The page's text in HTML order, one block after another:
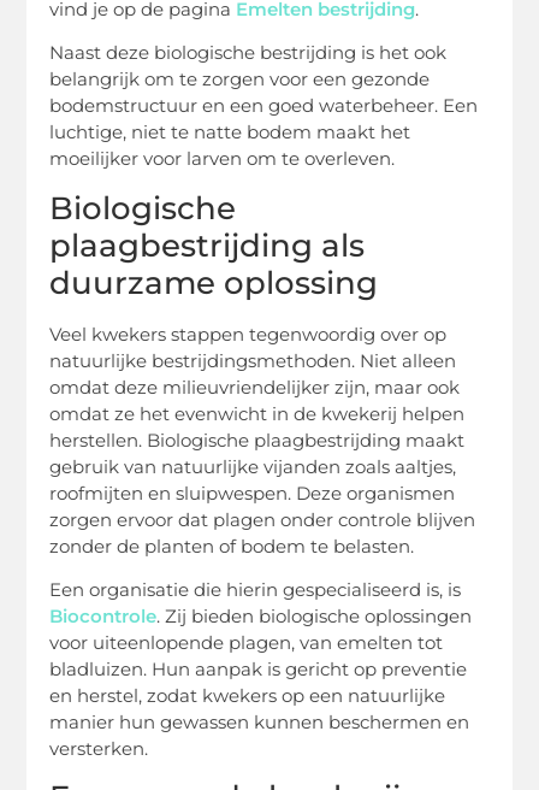
vind je op de pagina Emelten bestrijding.
Naast deze biologische bestrijding is het ook
belangrijk om te zorgen voor een gezonde
bodemstructuur en een goed waterbeheer. Een
luchtige, niet te natte bodem maakt het
moeilijker voor larven om te overleven.
Biologische
plaagbestrijding als
duurzame oplossing
Veel kwekers stappen tegenwoordig over op
natuurlijke bestrijdingsmethoden. Niet alleen
omdat deze milieuvriendelijker zijn, maar ook
omdat ze het evenwicht in de kwekerij helpen
herstellen. Biologische plaagbestrijding maakt
gebruik van natuurlijke vijanden zoals aaltjes,
roofmijten en sluipwespen. Deze organismen
zorgen ervoor dat plagen onder controle blijven
zonder de planten of bodem te belasten.
Een organisatie die hierin gespecialiseerd is, is
Biocontrole. Zij bieden biologische oplossingen
voor uiteenlopende plagen, van emelten tot
bladluizen. Hun aanpak is gericht op preventie
en herstel, zodat kwekers op een natuurlijke
manier hun gewassen kunnen beschermen en
versterken.